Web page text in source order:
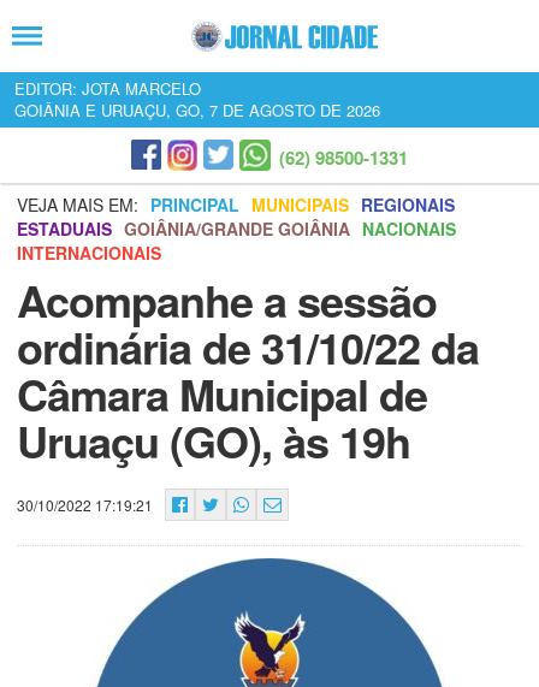
EDITOR: JOTA MARCELO
GOIÂNIA E URUAÇU, GO, 7 DE AGOSTO DE 2026
(62) 98500-1331
VEJA MAIS EM: PRINCIPAL MUNICIPAIS REGIONAIS
ESTADUAIS GOIÂNIA/GRANDE GOIÂNIA NACIONAIS
INTERNACIONAIS
Acompanhe a sessão
ordinária de 31/10/22 da
Câmara Municipal de
Uruaçu (GO), às 19h
30/10/2022 17:19:21